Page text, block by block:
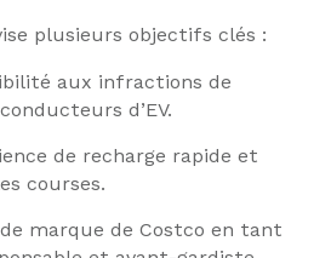
plusieurs objectifs clés :
aux infractions de
d’EV.
de recharge rapide et
courses.
marque de Costco en tant